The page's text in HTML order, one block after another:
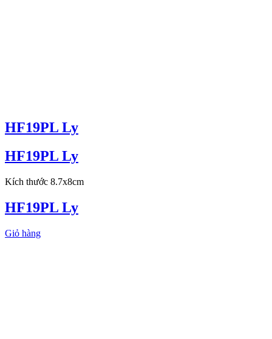
HF19PL Ly
HF19PL Ly
Kích thước 8.7x8cm
HF19PL Ly
Giỏ hàng